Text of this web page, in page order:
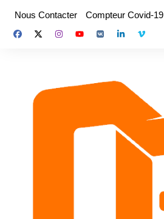
contenu
Nous Contacter Compteur Covid-19